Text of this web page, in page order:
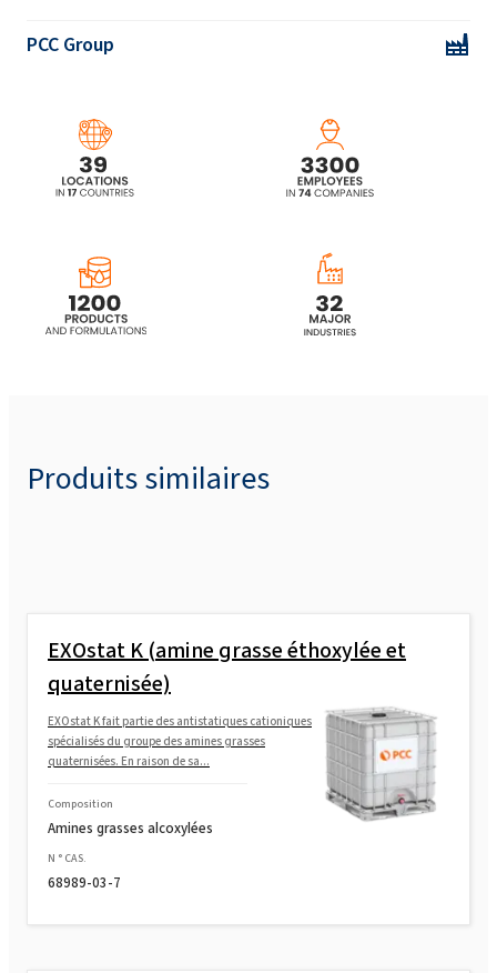
PCC Group
Produits similaires
EXOstat K (amine grasse éthoxylée et
quaternisée)
EXOstat K fait partie des antistatiques cationiques
spécialisés du groupe des amines grasses
quaternisées. En raison de sa...
Composition
Amines grasses alcoxylées
N ° CAS.
68989-03-7